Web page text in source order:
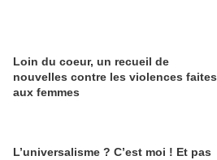
Loin du coeur, un recueil de
nouvelles contre les violences faites
aux femmes
L’universalisme ? C’est moi ! Et pas